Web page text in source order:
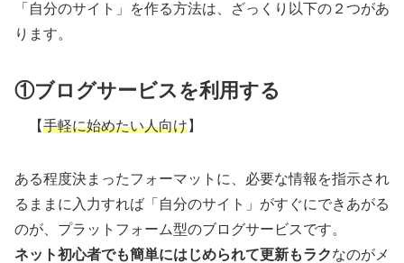
「自分のサイト」を作る方法は、ざっくり以下の２つがあ
ります。
①ブログサービスを利用する
【手軽に始めたい人向け】
ある程度決まったフォーマットに、必要な情報を指示され
るままに入力すれば「自分のサイト」がすぐにできあがる
のが、プラットフォーム型のブログサービスです。
ネット初心者でも簡単にはじめられて更新もラクなのがメ